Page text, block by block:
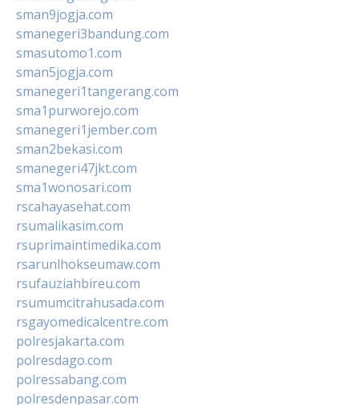
sman9jogja.com
smanegeri3bandung.com
smasutomo1.com
sman5jogja.com
smanegeri1tangerang.com
sma1purworejo.com
smanegeri1jember.com
sman2bekasi.com
smanegeri47jkt.com
sma1wonosari.com
rscahayasehat.com
rsumalikasim.com
rsuprimaintimedika.com
rsarunlhokseumaw.com
rsufauziahbireu.com
rsumumcitrahusada.com
rsgayomedicalcentre.com
polresjakarta.com
polresdago.com
polressabang.com
polresdenpasar.com